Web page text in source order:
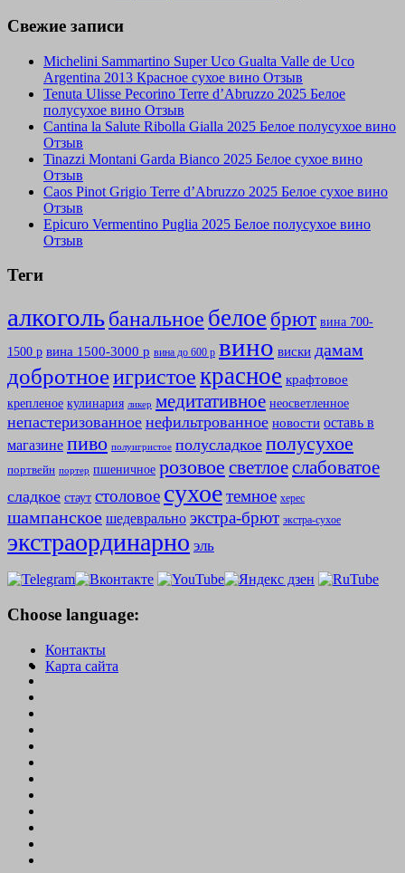
Свежие записи
Michelini Sammartino Super Uco Gualta Valle de Uco
Argentina 2013 Красное сухое вино Отзыв
Tenuta Ulisse Pecorino Terre d’Abruzzo 2025 Белое
полусухое вино Отзыв
Cantina la Salute Ribolla Gialla 2025 Белое полусухое вино
Отзыв
Tinazzi Montani Garda Bianco 2025 Белое сухое вино
Отзыв
Caos Pinot Grigio Terre d’Abruzzo 2025 Белое сухое вино
Отзыв
Epicuro Vermentino Puglia 2025 Белое полусухое вино
Отзыв
Теги
алкогольбанальное белое брют вина 700-
1500 р вина 1500-3000 р вина до 600 р вино виски дамам
добротноеигристоекрасное крафтовое
крепленое кулинария ликер медитативное неосветленное
непастеризованное нефильтрованное новости оставь в
магазине пиво полуигристое полусладкое полусухое
портвейн портер пшеничное розовое светлоеслабоватое
сладкое стаут столовое сухоетемное херес
шампанское шедеврально экстра-брют экстра-сухое
экстраординарно эль
Choose language:
Контакты
Карта сайта